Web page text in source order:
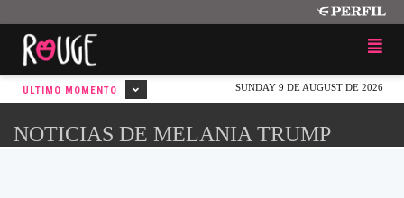
SUNDAY 9 DE AUGUST DE 2026
ÚLTIMO MOMENTO
NOTICIAS DE MELANIA TRUMP